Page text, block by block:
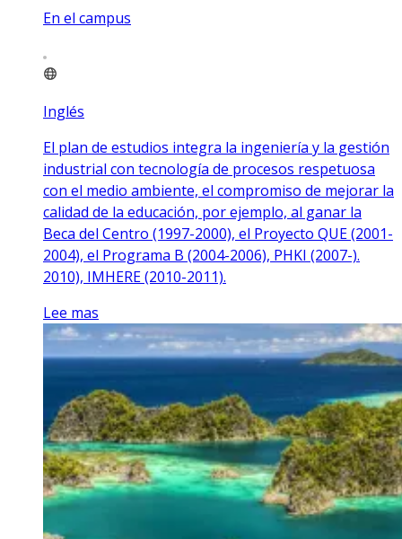
En el campus
Inglés
El plan de estudios integra la ingeniería y la gestión
industrial con tecnología de procesos respetuosa
con el medio ambiente, el compromiso de mejorar la
calidad de la educación, por ejemplo, al ganar la
Beca del Centro (1997-2000), el Proyecto QUE (2001-
2004), el Programa B (2004-2006), PHKI (2007-).
2010), IMHERE (2010-2011).
Lee mas